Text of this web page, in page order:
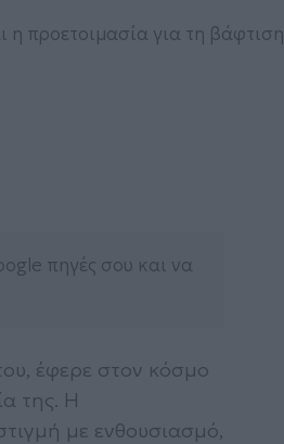
η προετοιμασία για τη βάφτιση
πηγές σου και να
έφερε στον κόσμο
της. Η
με ενθουσιασμό,